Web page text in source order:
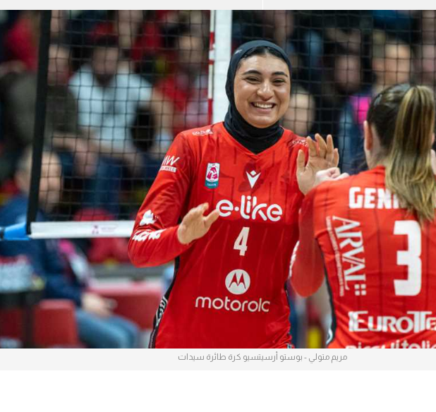
الدوري السعودي للمحترفين
دوري أبطال أوروبا
دوري أبطال إفريقيا
كل البطولات
دوري أبطال أوروبا
القسم الثاني
رياضات أخرى
آسيا
ركن الألعاب
مريم متولي - بوستو أرسيتسيو كرة طائرة سيدات